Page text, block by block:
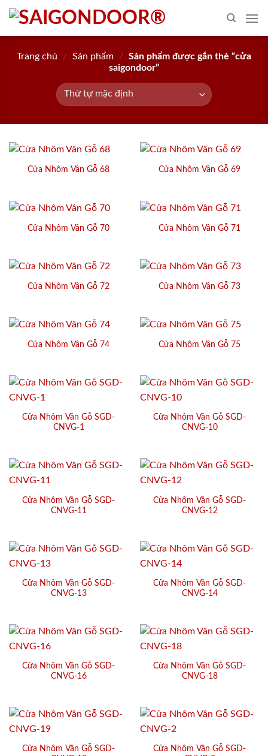
Skip
content
Trang chủ / Sản phẩm /
Sản phẩm được gắn thẻ “cửa
saigondoor”
Cửa Nhôm Vân Gỗ 68 Cửa Nhôm Vân Gỗ 69
Cửa Nhôm Vân Gỗ 70 Cửa Nhôm Vân Gỗ 71
Cửa Nhôm Vân Gỗ 72 Cửa Nhôm Vân Gỗ 73
Cửa Nhôm Vân Gỗ 74 Cửa Nhôm Vân Gỗ 75
Cửa Nhôm Vân Gỗ SGD-
CNVG-1
Cửa Nhôm Vân Gỗ SGD-
CNVG-10
Cửa Nhôm Vân Gỗ SGD-
CNVG-11
Cửa Nhôm Vân Gỗ SGD-
CNVG-12
Cửa Nhôm Vân Gỗ SGD-
CNVG-13
Cửa Nhôm Vân Gỗ SGD-
CNVG-14
Cửa Nhôm Vân Gỗ SGD-
CNVG-16
Cửa Nhôm Vân Gỗ SGD-
CNVG-18
Cửa Nhôm Vân Gỗ SGD-
Cửa Nhôm Vân Gỗ SGD-